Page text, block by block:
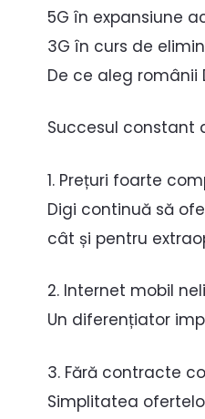
5G în expansiune
3G în curs de
De ce aleg românii
Succesul constant
1. Prețuri foarte
Digi continuă să
cât și pentru
2. Internet mobil
Un diferențiator
3. Fără contracte
Simplitatea